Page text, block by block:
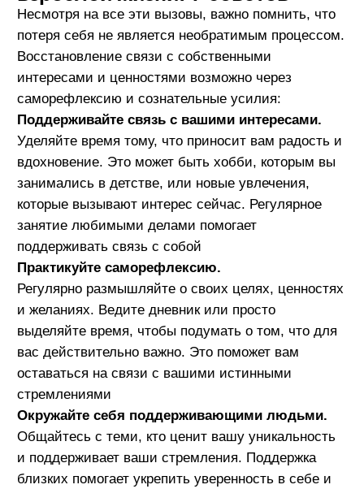
которые вас интересуют. Это не только расширит
ваш кругозор, но и поможет вам оставаться
верным своим интересам и стремлениям
Будьте открыты к изменениям.
адаптироваться к новым обстоятельствам,
сохраняя при этом свои основные ценности и
убеждения. Гибкость поможет вам оставаться
собой в любых ситуациях
Заботьтесь о себе.
Физическое и эмоциональное благополучие
Регулярно заботьтесь о своем здоровье и
уделяйте внимание своему эмоциональному
Сохранение индивидуальности во взрослом
возрасте – это процесс, который требует
осознанного внимания и усилий. Однако, следуя
верным себе и своим ценностям, даже когда мир
вокруг вас меняется.
Читайте еще